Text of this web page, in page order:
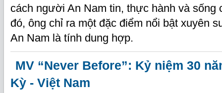
cách người An Nam tin, thực hành và
đó, ông chỉ ra một đặc điểm nổi bật xuyên
An Nam là tính dung hợp.
MV “Never Before”: Kỷ niệm 30
Kỳ - Việt Nam